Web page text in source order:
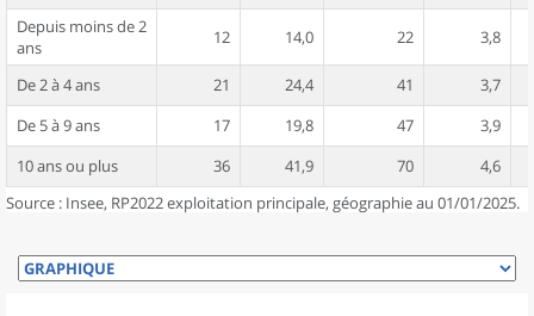
Depuis moins de 2
ans
12 14,0 22 3,8
De 2 à 4 ans 21 24,4 41
3,7
De 5 à 9 ans
17 19,8 47
3,9
10 ans ou plus
36 41,9 70
4,6
Source : Insee, RP2022 exploitation principale, géographie au 01/01/2025.